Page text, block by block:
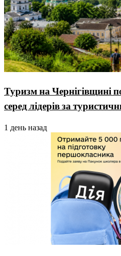
Туризм на Чернігівщині
серед лідерів за
1 день назад